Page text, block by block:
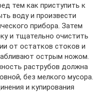
тем как приступить к
воду и произвести
прибора. Затем
и тщательно очистить
от остатков стоков и
острым ножом.
раструбов должна
без мелкого мусора.
и купирования